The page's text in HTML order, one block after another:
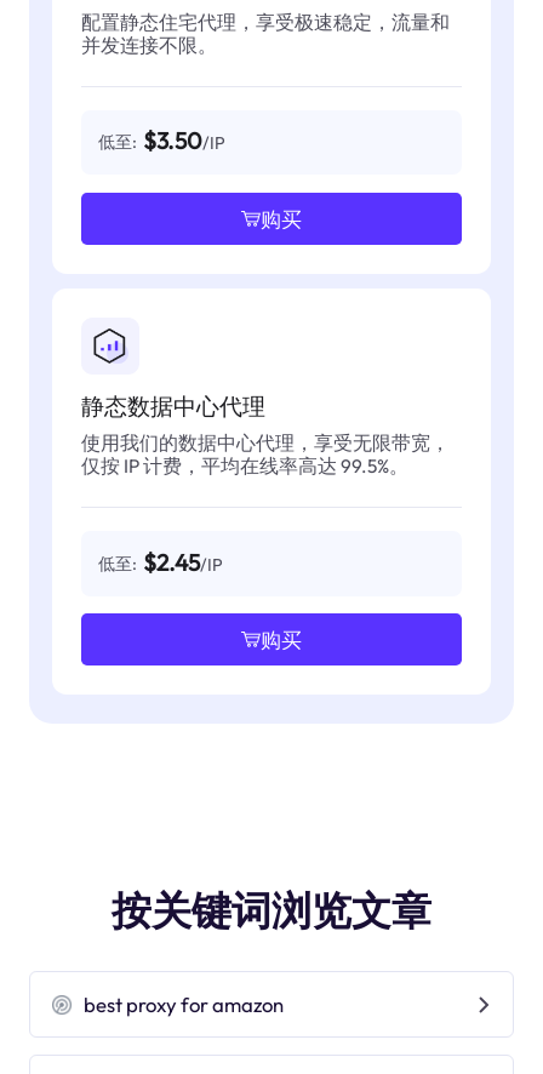
配置静态住宅代理，享受极速稳定，流量和
并发连接不限。
低至: $3.50/IP
购买
静态数据中心代理
使用我们的数据中心代理，享受无限带宽，
仅按 IP 计费，平均在线率高达 99.5%。
低至: $2.45/IP
购买
按关键词浏览文章
best proxy for amazon